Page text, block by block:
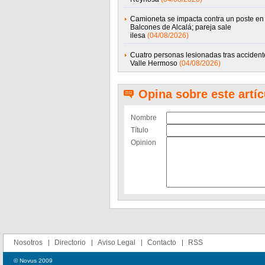
Camioneta se impacta contra un poste en
Balcones de Alcalá; pareja sale
ilesa (04/08/2026)
Cuatro personas lesionadas tras
Valle Hermoso (04/08/2026)
Opina sobre este
Nombre
Título
Opinion
Nosotros Directorio Aviso Legal Contacto RSS
© Novus 2009